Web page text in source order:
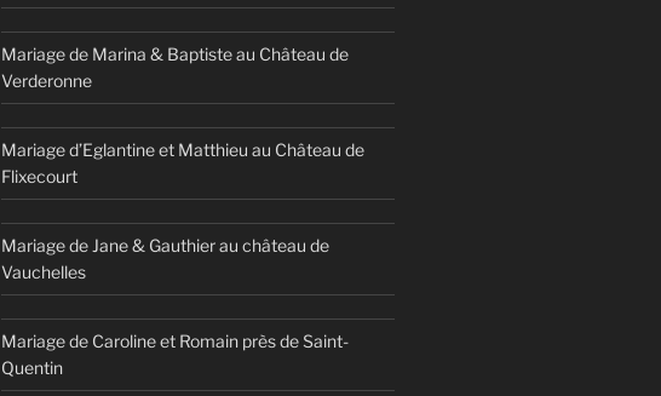
Mariage de Marina & Baptiste au Château de
Verderonne
Mariage d’Eglantine et Matthieu au Château de
Flixecourt
Mariage de Jane & Gauthier au château de
Vauchelles
Mariage de Caroline et Romain près de Saint-
Quentin